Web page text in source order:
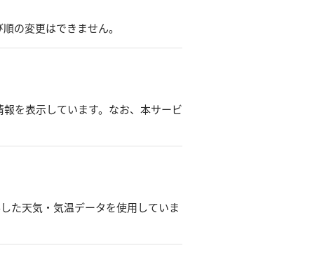
の変更はできません。
を表示しています。なお、本サービ
た天気・気温データを使用していま